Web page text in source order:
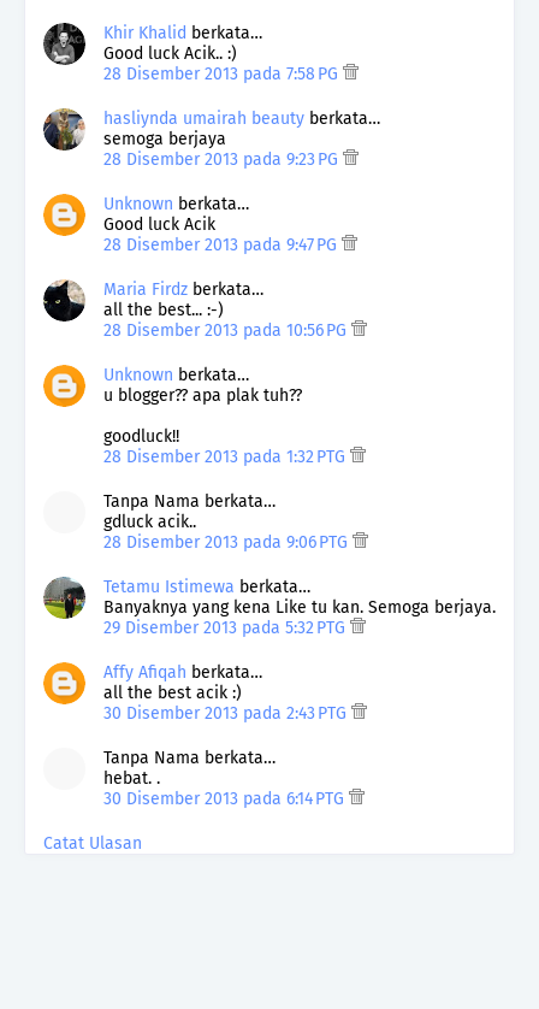
Khir Khalid berkata…
Good luck Acik.. :)
28 Disember 2013 pada 7:58 PG
hasliynda umairah beauty berkata…
semoga berjaya
28 Disember 2013 pada 9:23 PG
Unknown berkata…
Good luck Acik
28 Disember 2013 pada 9:47 PG
Maria Firdz berkata…
all the best... :-)
28 Disember 2013 pada 10:56 PG
Unknown berkata…
u blogger?? apa plak tuh??
goodluck!!
28 Disember 2013 pada 1:32 PTG
Tanpa Nama berkata…
gdluck acik..
28 Disember 2013 pada 9:06 PTG
Tetamu Istimewa berkata…
Banyaknya yang kena Like tu kan. Semoga berjaya.
29 Disember 2013 pada 5:32 PTG
Affy Afiqah berkata…
all the best acik :)
30 Disember 2013 pada 2:43 PTG
Tanpa Nama berkata…
hebat. .
30 Disember 2013 pada 6:14 PTG
Catat Ulasan